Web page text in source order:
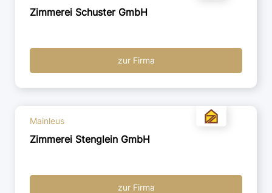
Zimmerei Schuster GmbH
zur Firma
Mainleus
Zimmerei Stenglein GmbH
zur Firma